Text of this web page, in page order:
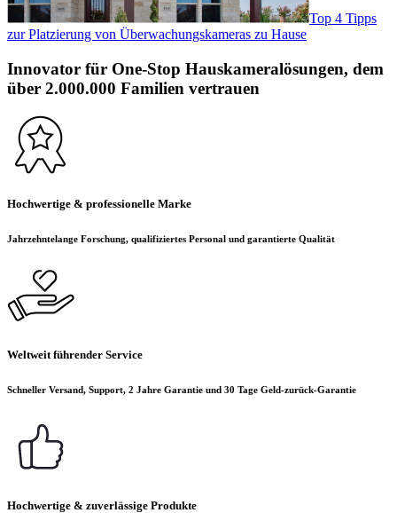
Top 4 Tipps
zur Platzierung von Überwachungskameras zu Hause
Innovator für One-Stop Hauskameralösungen, dem
über 2.000.000 Familien vertrauen
Hochwertige & professionelle Marke
Jahrzehntelange Forschung, qualifiziertes Personal und garantierte Qualität
Weltweit führender Service
Schneller Versand, Support, 2 Jahre Garantie und 30 Tage Geld-zurück-Garantie
Hochwertige & zuverlässige Produkte